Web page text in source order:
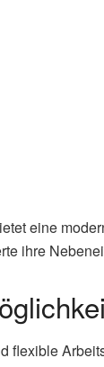
eine
ihre
flexible